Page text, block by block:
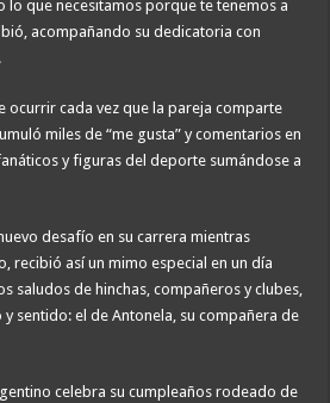
lo que necesitamos porque te tenemos a
acompañando su dedicatoria con
ocurrir cada vez que la pareja comparte
miles de “me gusta” y comentarios en
y figuras del deporte sumándose a
desafío en su carrera mientras
recibió así un mimo especial en un día
saludos de hinchas, compañeros y clubes,
y sentido: el de Antonela, su compañera de
celebra su cumpleaños rodeado de